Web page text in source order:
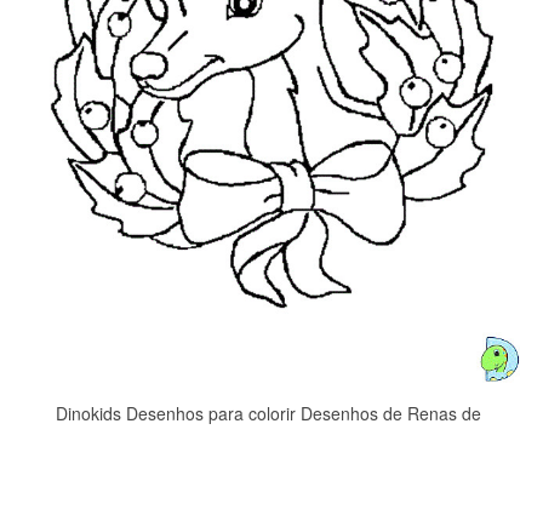
Dinokids Desenhos para colorir Desenhos de Renas de